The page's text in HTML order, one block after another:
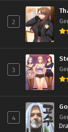
Chapter 48
September 25, 2025
Chapter 47
Chapter 46
September 10, 2025
September 10, 2025
Chapter 44
2
3
4